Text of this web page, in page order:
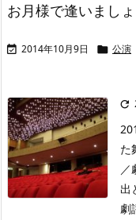
お月様で逢いまし
 2014年10月9日  公演

た
／
出
劇